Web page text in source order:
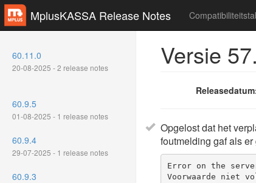
MplusKASSA Release Notes
60.11.0
20-08-2025 - 2 release notes
60.9.5
01-08-2025 - 1 release notes
60.9.4
29-07-2025 - 1 release notes
60.9.3
Versie
Opgelost dat het
foutmelding gaf als
Error on the
Voorwaarde niet